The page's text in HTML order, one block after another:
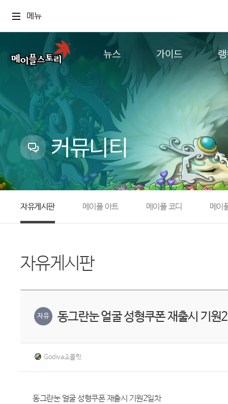
메뉴
뉴스
업데이트
이벤트
캐시샵 공지
메이플 알림판
with maple
가이드
추가정보
컨텐
커뮤니티
자유게시판 메이플 아트 메이플 코디 메이
자유게시판
자유 동그란눈 얼굴 성형쿠폰 재출시 기원
Godiva초콜릿
동그란눈 얼굴 성형쿠폰 재출시 기원2일차